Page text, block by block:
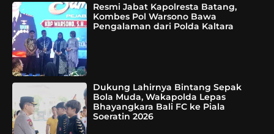
Resmi Jabat Kapolresta Batang,
Kombes Pol Warsono Bawa
Pengalaman dari Polda Kaltara
Dukung Lahirnya Bintang Sepak
Bola Muda, Wakapolda Lepas
Bhayangkara Bali FC ke Piala
Soeratin 2026